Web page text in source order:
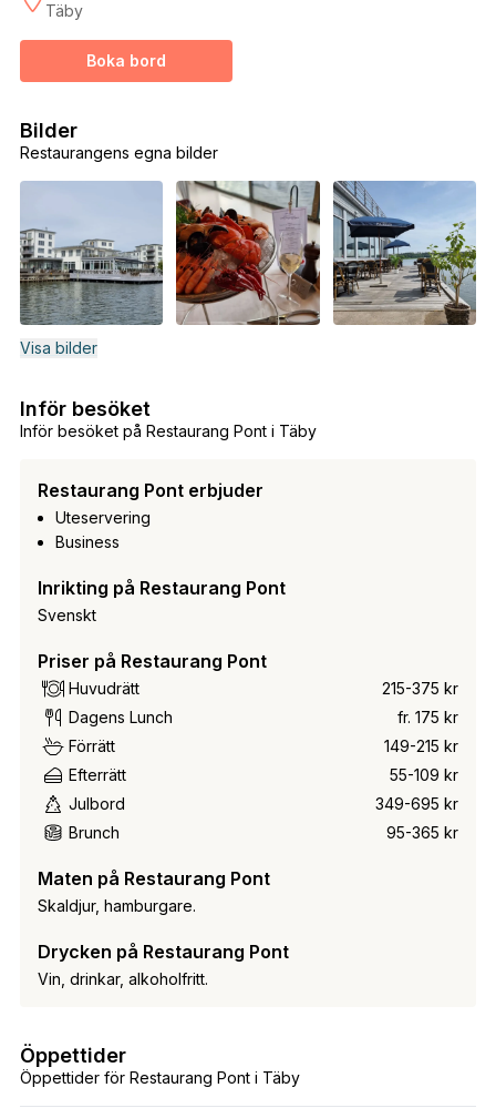
Täby
Boka bord
Restaurangens egna bilder
Bilder
Visa bilder
Inför besöket på Restaurang Pont i Täby
Inför besöket
Restaurang Pont erbjuder
Uteservering
Business
Inrikting på Restaurang Pont
Svenskt
Priser på Restaurang Pont
Huvudrätt
215-375 kr
Dagens Lunch
fr. 175 kr
Förrätt
149-215 kr
Efterrätt
55-109 kr
Julbord
349-695 kr
Brunch
95-365 kr
Maten på Restaurang Pont
Skaldjur, hamburgare.
Drycken på Restaurang Pont
Vin, drinkar, alkoholfritt.
Öppettider för Restaurang Pont i Täby
Öppettider